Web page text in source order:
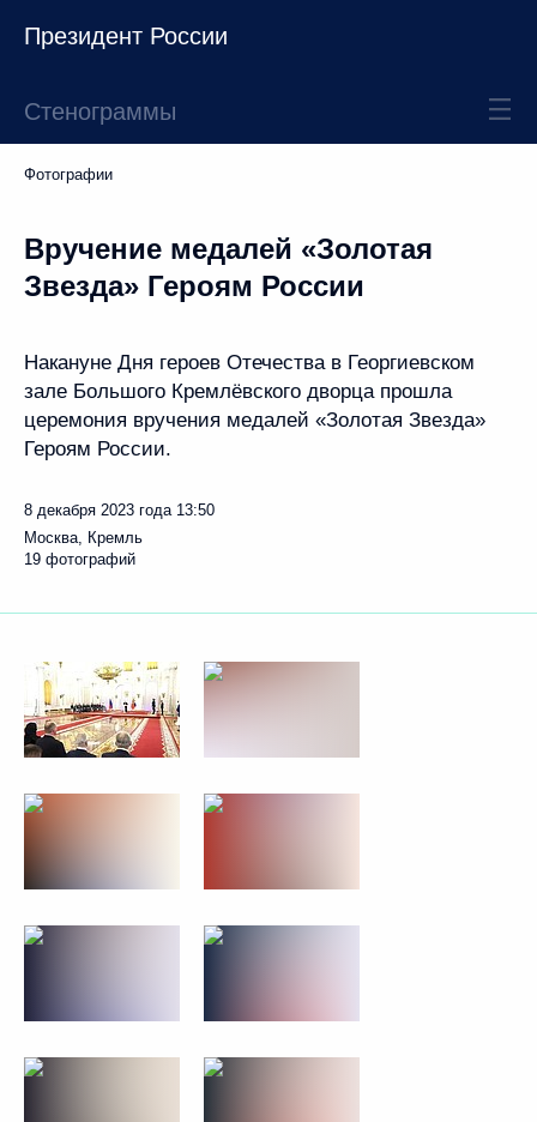
Президент России
Стенограммы
Фотографии
Вручение медалей «Золотая
Звезда» Героям России
Накануне Дня героев Отечества в Георгиевском
зале Большого Кремлёвского дворца прошла
церемония вручения медалей «Золотая Звезда»
Героям России.
8 декабря 2023 года 13:50
Москва, Кремль
19 фотографий